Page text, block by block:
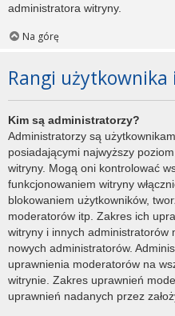
administratora witryny.
Na górę
Rangi
Kim są administratorzy?
Administratorzy są
posiadającymi najwyższy
witryny. Mogą oni kontrolować
funkcjonowaniem witryny
blokowaniem użytkowników,
moderatorów itp. Zakres ich
witryny i innych administratorów
nowych administratorów.
uprawnienia moderatorów na
witrynie. Zakres uprawnień
uprawnień nadanych przez